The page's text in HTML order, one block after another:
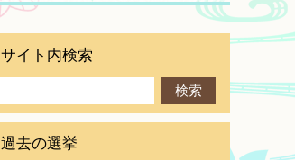
サイト内検索
過去の選挙